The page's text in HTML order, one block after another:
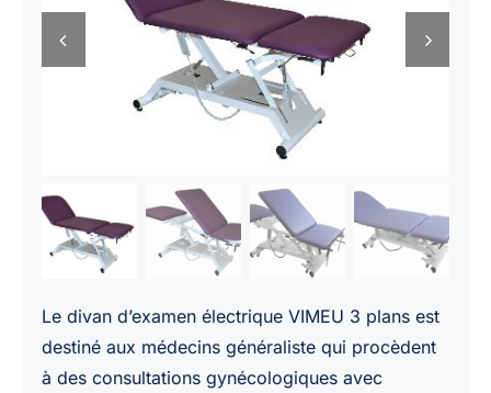
Le divan d’examen électrique VIMEU 3 plans est
destiné aux médecins généraliste qui procèdent
à des consultations gynécologiques avec